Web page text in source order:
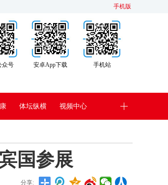
手机版
手机站
安卓App下载
众号
体坛纵横 视频中心
国参展
分享: